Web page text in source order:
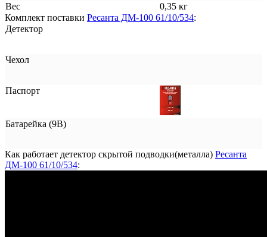
Вес
0,35 кг
Комплект поставки Ресанта ДМ-100 61/10/534:
Детектор
Чехол
Паспорт
Батарейка (9В)
Как работает детектор скрытой подводки(металла) Ресанта
ДМ-100 61/10/534: